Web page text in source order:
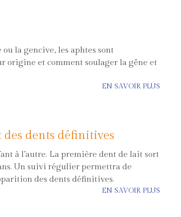
la gencive, les aphtes sont
origine et comment soulager la gêne et
EN SAVOIR PLUS
des dents définitives
à l’autre. La première dent de lait sort
Un suivi régulier permettra de
des dents définitives.
EN SAVOIR PLUS